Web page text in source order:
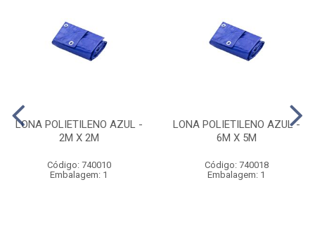
LONA POLIETILENO AZUL -
2M X 2M
Código: 740010
Embalagem: 1
LONA POLIETILENO AZUL -
6M X 5M
Código: 740018
Embalagem: 1